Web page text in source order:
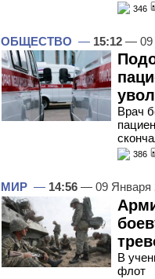
346
ОБЩЕСТВО — 15:12 — 09
Врач
386
МИР — 14:56 — 09 Января
В
флот